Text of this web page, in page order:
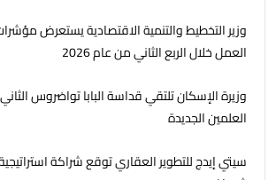
وزير التخطيط والتنمية الاقتصادية يستعرض
العمل خلال الربع الثاني من عام 2026
وزيرة الإسكان تلتقي قداسة البابا تواضروس
العلمين الجديدة
سيتي إيدج للتطوير العقاري توقع شراكة